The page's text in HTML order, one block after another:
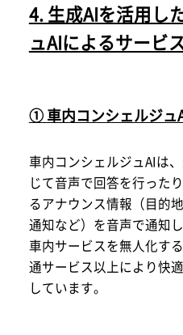
4. 生成AIを活用し
ュAIによるサービ
① 車内コンシェルジュ
車内コンシェルジュAIは
じて音声で回答を行った
るアナウンス情報（目的
通知など）を音声で通知
車内サービスを無人化す
通サービス以上により快
しています。